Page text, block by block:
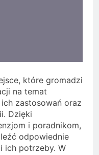
które gromadzi
na temat
zastosowań oraz
Dzięki
i poradnikom,
odpowiednie
ich potrzeby. W